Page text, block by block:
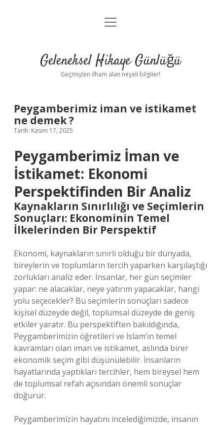
Anasayfa
Yasal Uyarı
menüyü
Geleneksel Hikaye Günlüğü
Geçmişten ilham alan neşeli bilgiler!
Peygamberimiz iman ve istikamet
ne demek ?
Tarih: Kasım 17, 2025
Peygamberimiz İman ve
İstikamet: Ekonomi
Perspektifinden Bir Analiz
Kaynakların Sınırlılığı ve Seçimlerin
Sonuçları: Ekonominin Temel
İlkelerinden Bir Perspektif
Ekonomi, kaynakların sınırlı olduğu bir dünyada,
bireylerin ve toplumların tercih yaparken karşılaştığı
zorlukları analiz eder. İnsanlar, her gün seçimler
yapar: ne alacaklar, neye yatırım yapacaklar, hangi
yolu seçecekler? Bu seçimlerin sonuçları sadece
kişisel düzeyde değil, toplumsal düzeyde de geniş
etkiler yaratır. Bu perspektiften bakıldığında,
Peygamberimizin öğretileri ve İslam’ın temel
kavramları olan iman ve istikamet, aslında birer
ekonomik seçim gibi düşünülebilir. İnsanların
hayatlarında yaptıkları tercihler, hem bireysel hem
de toplumsal refah açısından önemli sonuçlar
doğurur.
Peygamberimizin hayatını incelediğimizde, insanın